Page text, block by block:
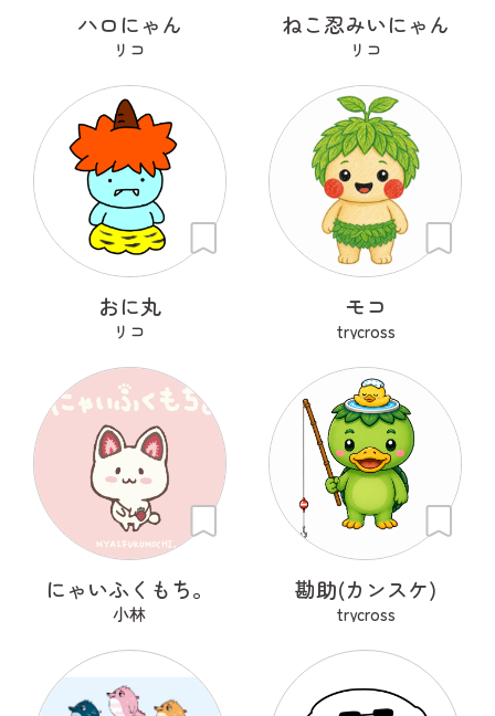
ハロにゃん
リコ
ねこ忍みいにゃん
リコ
おに丸
リコ
モコ
trycross
にゃいふくもち。
小林
勘助(カンスケ)
trycross